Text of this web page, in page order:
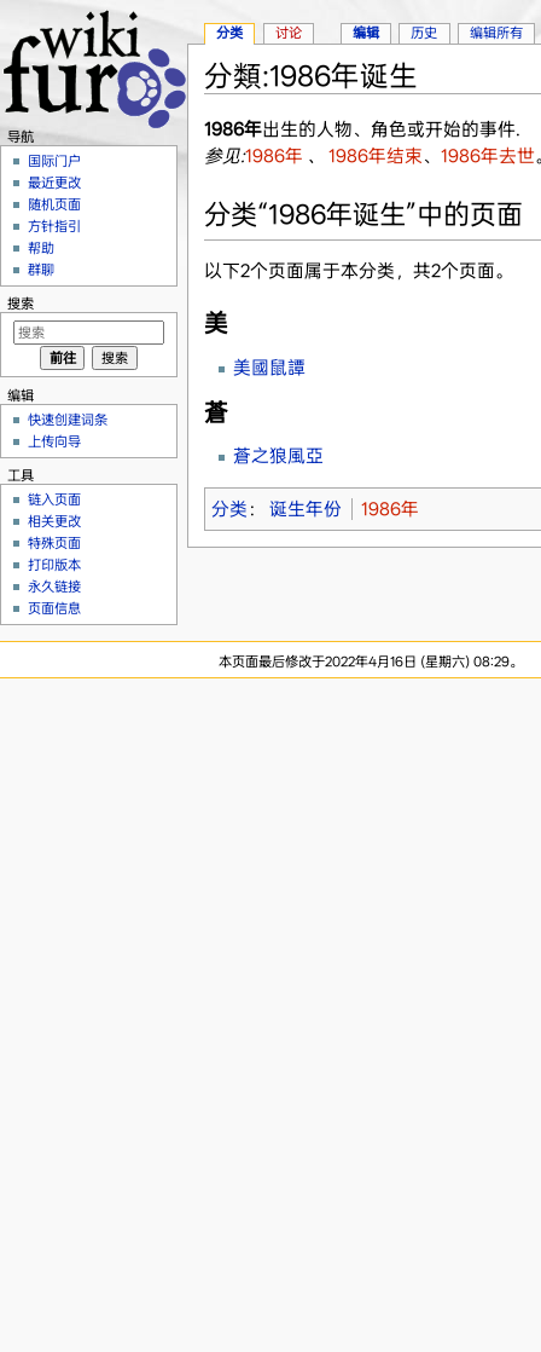
分類:1986年诞生
1986年出生的人物、角色或开始的事件.
参见:1986年 、 1986年结束、 1986年去世
分类“1986年诞生”中的页面
以下2个页面属于本分类，共2个页面。
美
美國鼠譚
蒼
蒼之狼風亞
分类 ： 诞生年份 1986年
分类 讨论 编辑 历史 编辑所有
导航
国际门户
最近更改
随机页面
方针指引
帮助
群聊
搜索
编辑
快速创建词条
上传向导
工具
链入页面
相关更改
特殊页面
打印版本
永久链接
页面信息
本页面最后修改于2022年4月16日 (星期六) 08:29。